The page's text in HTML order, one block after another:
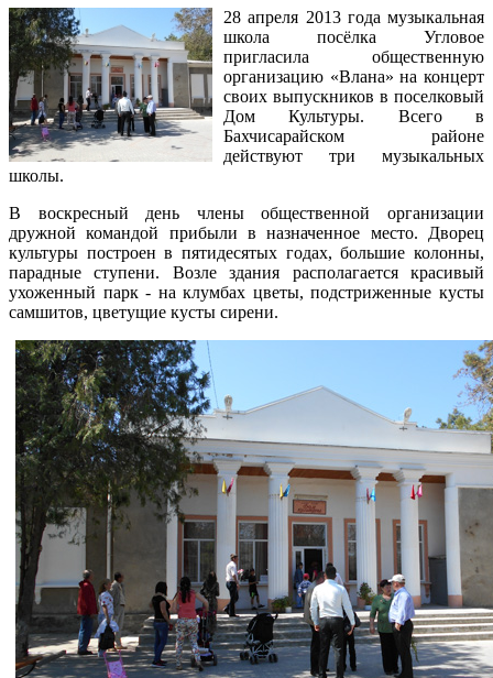
28 апреля 2013 года музыкальная
школа посёлка Угловое
пригласила общественную
организацию «Влана» на концерт
своих выпускников в поселковый
Дом Культуры. Всего в
Бахчисарайском районе
действуют три музыкальных
школы.
В воскресный день члены общественной организации
дружной командой прибыли в назначенное место. Дворец
культуры построен в пятидесятых годах, большие колонны,
парадные ступени. Возле здания располагается красивый
ухоженный парк - на клумбах цветы, подстриженные кусты
самшитов, цветущие кусты сирени.